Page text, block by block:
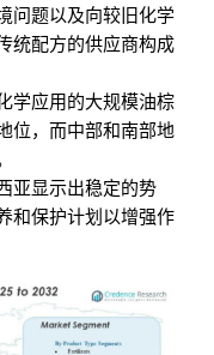
问题以及向较旧化学
统配方的供应商构成
学应用的大规模油棕
位，而中部和南部地
亚显示出稳定的势
和保护计划以增强作